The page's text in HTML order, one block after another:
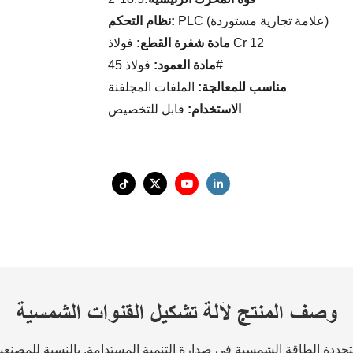
نظام التحكم:
PLC (علامة تجارية مستوردة)
مادة شفرة القطع: فولاذ Cr 12
مادة العمود:فولاذ 45#
مناسب للمعالجة: الملفات المجلفنة
الاستخدام: قابل للتخصيص
وصف المنتج لآلة تشكيل القنوات الشمسية
الطاقة الشمسية في صدارة التنمية المستدامة. بالنسبة